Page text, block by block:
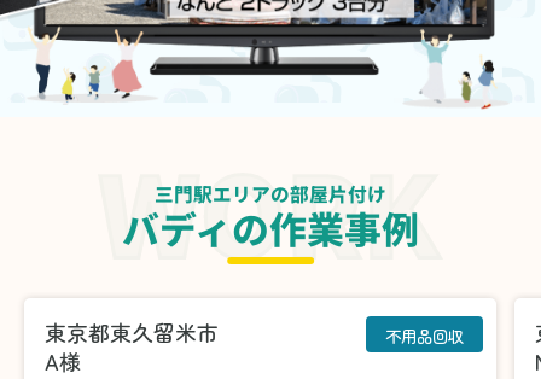
三門駅エリアの部屋片付け
バディの作業事例
東京都東久留米市
A様
不用品回収